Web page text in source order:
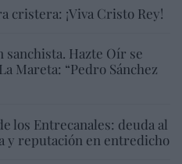
cristera: ¡Viva Cristo Rey!
Hazte Oír se
Mareta: “Pedro Sánchez
los Entrecanales: deuda al
y reputación en entredicho